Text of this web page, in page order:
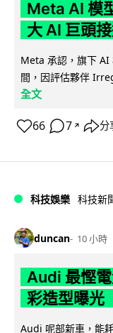
Meta AI 模
大 AI 巨頭
Meta 承認，旗下
間，因評估夥伴
全文
66 7 ↗ 分
科技娛樂 科技新
duncan 10 小時
Audi 最慳
彩造型曝
Audi 呢部新車，能